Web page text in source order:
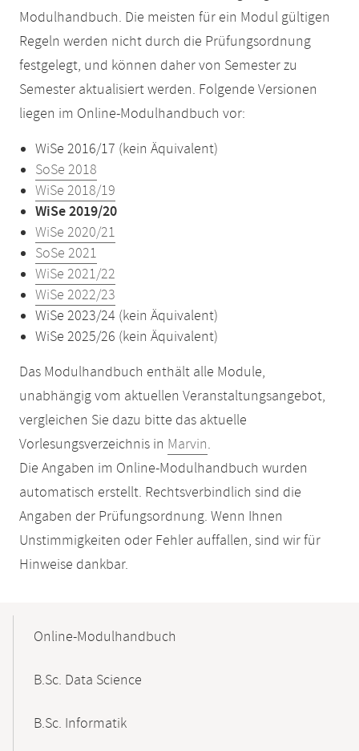
Modulhandbuch. Die meisten für ein Modul gültigen
Regeln werden nicht durch die Prüfungsordnung
festgelegt, und können daher von Semester zu
Semester aktualisiert werden. Folgende Versionen
liegen im Online-Modulhandbuch vor:
WiSe 2016/17 (kein Äquivalent)
SoSe 2018
WiSe 2018/19
WiSe 2019/20
WiSe 2020/21
SoSe 2021
WiSe 2021/22
WiSe 2022/23
WiSe 2023/24 (kein Äquivalent)
WiSe 2025/26 (kein Äquivalent)
Das Modulhandbuch enthält alle Module,
unabhängig vom aktuellen Veranstaltungsangebot,
vergleichen Sie dazu bitte das aktuelle
Vorlesungsverzeichnis in Marvin.
Die Angaben im Online-Modulhandbuch wurden
automatisch erstellt. Rechtsverbindlich sind die
Angaben der Prüfungsordnung. Wenn Ihnen
Unstimmigkeiten oder Fehler auffallen, sind wir für
Hinweise dankbar.
NavigationOnline-Modulhandbuch
B.Sc. Data Science
B.Sc. Informatik